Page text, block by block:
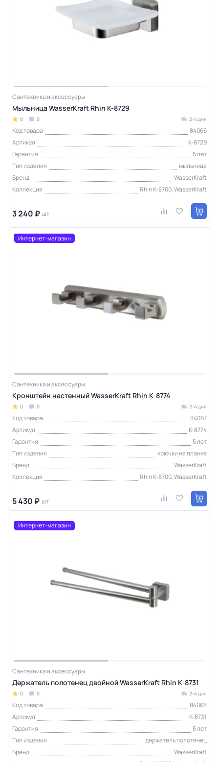
Сантехника и аксессуары
Мыльница WasserKraft Rhin K-8729
0 0 2-4 дня
Код товара
84066
Артикул
K-8729
Гарантия
5 лет
Тип изделия
мыльница
Бренд
WasserKraft
Коллекция
Rhin K-8700, WasserKraft
3 240 ₽ шт
Интернет-магазин
Сантехника и аксессуары
Кронштейн настенный WasserKraft Rhin K-8774
0 0 2-4 дня
Код товара
84067
Артикул
K-8774
Гарантия
5 лет
Тип изделия
крючки на планке
Бренд
WasserKraft
Коллекция
Rhin K-8700, WasserKraft
5 430 ₽ шт
Интернет-магазин
Сантехника и аксессуары
Держатель полотенец двойной WasserKraft Rhin K-8731
0 0 2-4 дня
Код товара
84068
Артикул
K-8731
Гарантия
5 лет
Тип изделия
держатель полотенец
Бренд
WasserKraft